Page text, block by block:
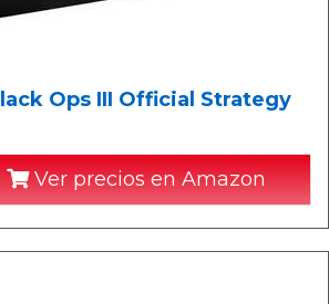
Ops III Official Strategy
Ver precios en Amazon